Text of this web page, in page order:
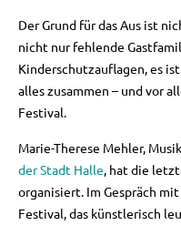
Der Grund für das Aus ist
nicht nur fehlende
Kinderschutzauflagen, es
alles zusammen – und vor
Festival.
Marie-Therese Mehler,
der Stadt Halle, hat die
organisiert. Im Gespräch
Festival, das künstlerisch